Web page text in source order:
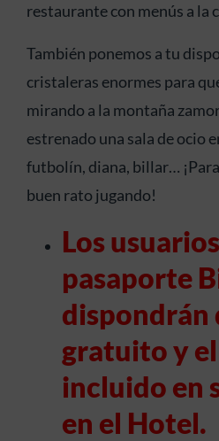
restaurante con menús a la
También ponemos a tu
cristaleras enormes para
mirando a la montaña
estrenado una sala de ocio
futbolín, diana, billar…
buen rato jugando!
Los
pasaporte
dispondrán
gratuito y
incluido en
en el Hotel.